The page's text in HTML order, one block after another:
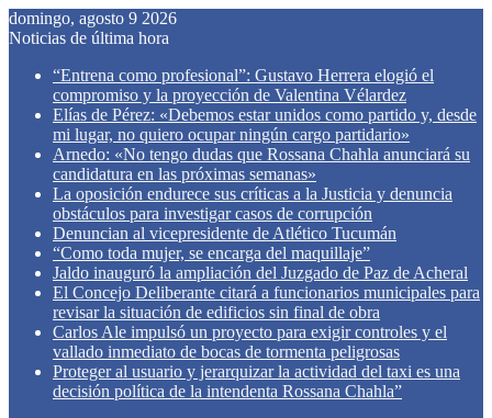
domingo, agosto 9 2026
Noticias de última hora
“Entrena como profesional”: Gustavo Herrera elogió el
compromiso y la proyección de Valentina Vélardez
Elías de Pérez: «Debemos estar unidos como partido y, desde
mi lugar, no quiero ocupar ningún cargo partidario»
Arnedo: «No tengo dudas que Rossana Chahla anunciará su
candidatura en las próximas semanas»
La oposición endurece sus críticas a la Justicia y denuncia
obstáculos para investigar casos de corrupción
Denuncian al vicepresidente de Atlético Tucumán
“Como toda mujer, se encarga del maquillaje”
Jaldo inauguró la ampliación del Juzgado de Paz de Acheral
El Concejo Deliberante citará a funcionarios municipales para
revisar la situación de edificios sin final de obra
Carlos Ale impulsó un proyecto para exigir controles y el
vallado inmediato de bocas de tormenta peligrosas
Proteger al usuario y jerarquizar la actividad del taxi es una
decisión política de la intendenta Rossana Chahla”